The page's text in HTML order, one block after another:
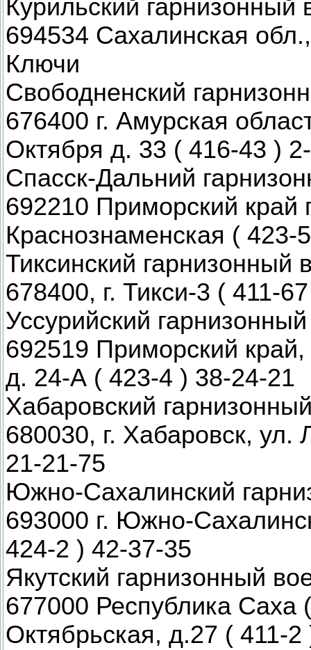
Курильский гарнизонный
694534 Сахалинская
Ключи
Свободненский
676400 г. Амурская
Октября д. 33 ( 416-43 )
Спасск-Дальний
692210 Приморский край
Краснознаменская ( 423-
Тиксинский гарнизонный
678400, г. Тикси-3 ( 411-
Уссурийский
692519 Приморский край,
д. 24-А ( 423-4 ) 38-24-21
Хабаровский
680030, г. Хабаровск,
21-21-75
Южно-Сахалинский
693000 г. Южно-
424-2 ) 42-37-35
Якутский гарнизонный
677000 Республика Саха
Октябрьская, д.27 ( 411-